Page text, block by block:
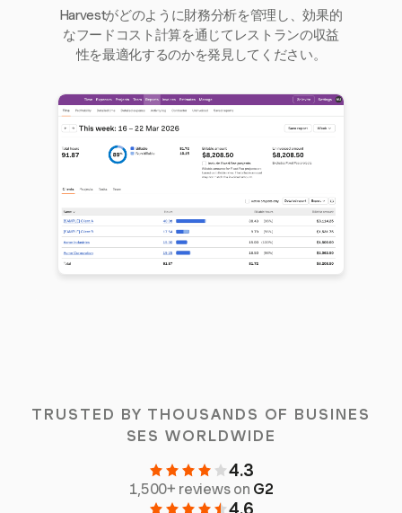
Harvestがどのように財務分析を管理し、効果的
なフードコスト計算を通じてレストランの収益
性を最適化するのかを発見してください。
TRUSTED BY THOUSANDS OF BUSINES
SES WORLDWIDE
4.3
1,500+ reviews on G2